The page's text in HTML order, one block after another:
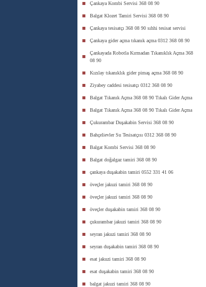
Çankaya Kombi Servisi 368 08 90
Balgat Klozet Tamiri Servisi 368 08 90
Çankaya tesisatçı 368 08 90 sıhhi tesisat servisi
Çankaya gider açma tıkanık açma 0312 368 08 90
Çankayada Robotla Kırmadan Tıkanıklık Açma 368
08 90
Kızılay tıkanıklık gider pimaş açma 368 08 90
Ziyabey caddesi tesisatçı 0312 368 08 90
Balgat Tıkanık Açma 368 08 90 Tıkalı Gider Açma
Balgat Tıkanık Açma 368 08 90 Tıkalı Gider Açma
Çukurambar Duşakabin Servisi 368 08 90
Bahçelievler Su Tesisatçısı 0312 368 08 90
Balgat Kombi Servisi 368 08 90
Balgat doğalgaz tamiri 368 08 90
çankaya duşakabin tamiri 0552 331 41 06
öveçler jakuzi tamiri 368 08 90
öveçler jakuzi tamiri 368 08 90
öveçler duşakabin tamiri 368 08 90
çukurambar jakuzi tamiri 368 08 90
seyran jakuzi tamiri 368 08 90
seyran duşakabin tamiri 368 08 90
esat jakuzi tamiri 368 08 90
esat duşakabin tamiri 368 08 90
balgat jakuzi tamiri 368 08 90